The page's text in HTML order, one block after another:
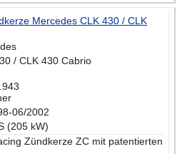
Mercedes CLK 430 / CLK
/ CLK 430 Cabrio
06/2002
(205 kW)
Zündkerze ZC mit patentierten